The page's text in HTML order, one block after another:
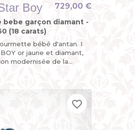
Boy
bebe garçon diamant -
(18 carats)
bébé d'antan. I
or jaune et diamant,
modernisée de la
729,00 €
favorite_border
favorite_border
favorite_border